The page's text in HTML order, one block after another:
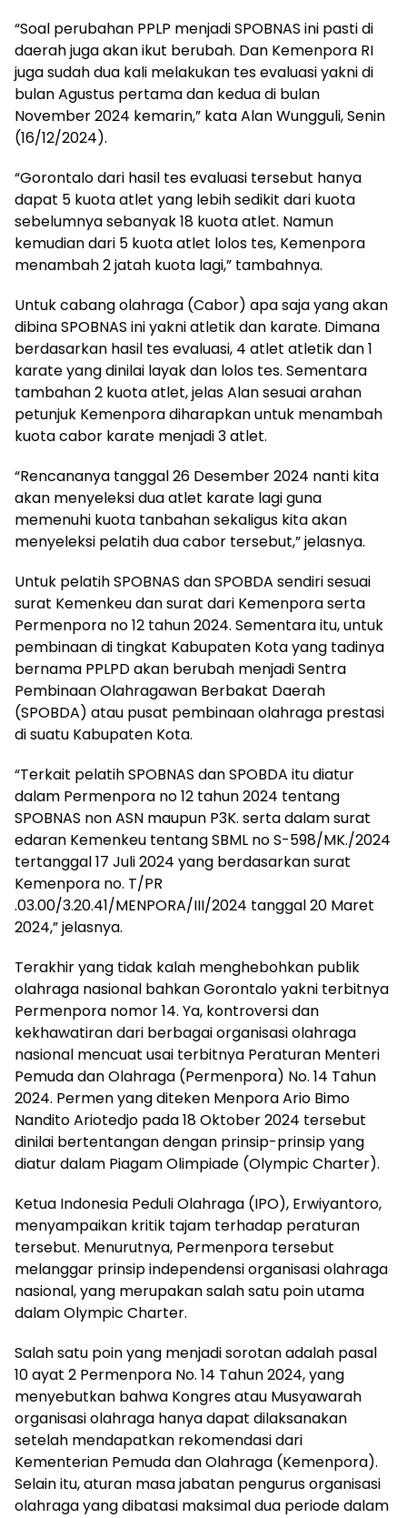
“Soal perubahan PPLP menjadi SPOBNAS ini pasti di
daerah juga akan ikut berubah. Dan Kemenpora RI
juga sudah dua kali melakukan tes evaluasi yakni di
bulan Agustus pertama dan kedua di bulan
November 2024 kemarin,” kata Alan Wungguli, Senin
(16/12/2024).
“Gorontalo dari hasil tes evaluasi tersebut hanya
dapat 5 kuota atlet yang lebih sedikit dari kuota
sebelumnya sebanyak 18 kuota atlet. Namun
kemudian dari 5 kuota atlet lolos tes, Kemenpora
menambah 2 jatah kuota lagi,” tambahnya.
Untuk cabang olahraga (Cabor) apa saja yang akan
dibina SPOBNAS ini yakni atletik dan karate. Dimana
berdasarkan hasil tes evaluasi, 4 atlet atletik dan 1
karate yang dinilai layak dan lolos tes. Sementara
tambahan 2 kuota atlet, jelas Alan sesuai arahan
petunjuk Kemenpora diharapkan untuk menambah
kuota cabor karate menjadi 3 atlet.
“Rencananya tanggal 26 Desember 2024 nanti kita
akan menyeleksi dua atlet karate lagi guna
memenuhi kuota tanbahan sekaligus kita akan
menyeleksi pelatih dua cabor tersebut,” jelasnya.
Untuk pelatih SPOBNAS dan SPOBDA sendiri sesuai
surat Kemenkeu dan surat dari Kemenpora serta
Permenpora no 12 tahun 2024. Sementara itu, untuk
pembinaan di tingkat Kabupaten Kota yang tadinya
bernama PPLPD akan berubah menjadi Sentra
Pembinaan Olahragawan Berbakat Daerah
(SPOBDA) atau pusat pembinaan olahraga prestasi
di suatu Kabupaten Kota.
“Terkait pelatih SPOBNAS dan SPOBDA itu diatur
dalam Permenpora no 12 tahun 2024 tentang
SPOBNAS non ASN maupun P3K. serta dalam surat
edaran Kemenkeu tentang SBML no S-598/MK./2024
tertanggal 17 Juli 2024 yang berdasarkan surat
Kemenpora no. T/PR
.03.00/3.20.41/MENPORA/III/2024 tanggal 20 Maret
2024,” jelasnya.
Terakhir yang tidak kalah menghebohkan publik
olahraga nasional bahkan Gorontalo yakni terbitnya
Permenpora nomor 14. Ya, kontroversi dan
kekhawatiran dari berbagai organisasi olahraga
nasional mencuat usai terbitnya Peraturan Menteri
Pemuda dan Olahraga (Permenpora) No. 14 Tahun
2024. Permen yang diteken Menpora Ario Bimo
Nandito Ariotedjo pada 18 Oktober 2024 tersebut
dinilai bertentangan dengan prinsip-prinsip yang
diatur dalam Piagam Olimpiade (Olympic Charter).
Ketua Indonesia Peduli Olahraga (IPO), Erwiyantoro,
menyampaikan kritik tajam terhadap peraturan
tersebut. Menurutnya, Permenpora tersebut
melanggar prinsip independensi organisasi olahraga
nasional, yang merupakan salah satu poin utama
dalam Olympic Charter.
Salah satu poin yang menjadi sorotan adalah pasal
10 ayat 2 Permenpora No. 14 Tahun 2024, yang
menyebutkan bahwa Kongres atau Musyawarah
organisasi olahraga hanya dapat dilaksanakan
setelah mendapatkan rekomendasi dari
Kementerian Pemuda dan Olahraga (Kemenpora).
Selain itu, aturan masa jabatan pengurus organisasi
olahraga yang dibatasi maksimal dua periode dalam